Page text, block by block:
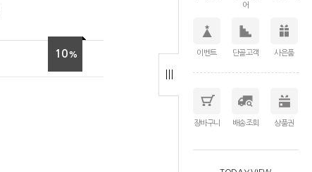
어
이벤트 단골고객 사은품
장바구니 배송조회 상품권
10%